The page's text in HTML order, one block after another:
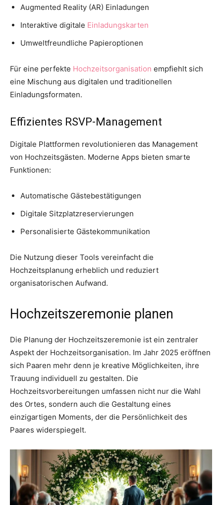
Augmented Reality (AR) Einladungen
Interaktive digitale Einladungskarten
Umweltfreundliche Papieroptionen
Für eine perfekte Hochzeitsorganisation empfiehlt sich
eine Mischung aus digitalen und traditionellen
Einladungsformaten.
Effizientes RSVP-Management
Digitale Plattformen revolutionieren das Management
von Hochzeitsgästen. Moderne Apps bieten smarte
Funktionen:
Automatische Gästebestätigungen
Digitale Sitzplatzreservierungen
Personalisierte Gästekommunikation
Die Nutzung dieser Tools vereinfacht die
Hochzeitsplanung erheblich und reduziert
organisatorischen Aufwand.
Hochzeitszeremonie planen
Die Planung der Hochzeitszeremonie ist ein zentraler
Aspekt der Hochzeitsorganisation. Im Jahr 2025 eröffnen
sich Paaren mehr denn je kreative Möglichkeiten, ihre
Trauung individuell zu gestalten. Die
Hochzeitsvorbereitungen umfassen nicht nur die Wahl
des Ortes, sondern auch die Gestaltung eines
einzigartigen Moments, der die Persönlichkeit des
Paares widerspiegelt.